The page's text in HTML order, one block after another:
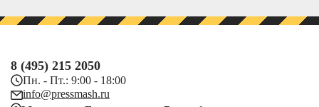
8 (495) 215 2050
Пн. - Пт.: 9:00 - 18:00
info@pressmash.ru